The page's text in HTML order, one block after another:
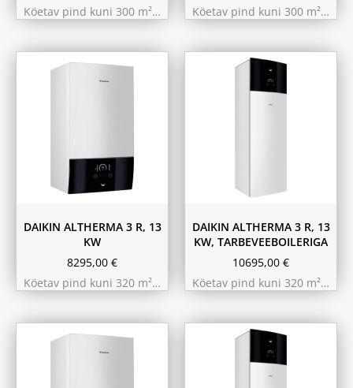
Köetav pind kuni 300 m²… Köetav pind kuni 300 m²…
DAIKIN ALTHERMA 3 R, 13
KW
8295,00 €
Köetav pind kuni 320 m²…
230L
DAIKIN ALTHERMA 3 R, 13
KW, TARBEVEEBOILERIGA
10695,00 €
Köetav pind kuni 320 m²…